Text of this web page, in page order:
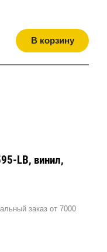
В корзину
LB, винил,
заказ от 7000